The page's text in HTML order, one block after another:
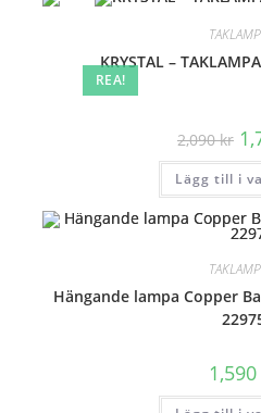
REA!
KRYSTAL –
2,090kr
Lägg till i
Hängande lampa Copper
1,590